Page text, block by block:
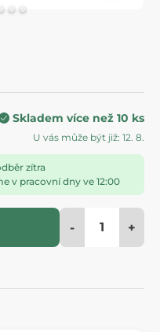
Skladem více než 10 ks
U vás může být již: 12. 8.
zítra
v pracovní dny ve 12:00
- +